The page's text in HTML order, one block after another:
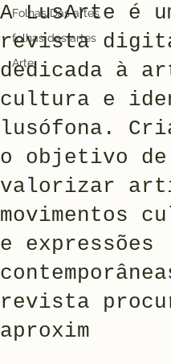
Folhas Das artes
folhas das artes
Arte
A LusArte é
revista
dedicada à
cultura e
lusófona.
o objetivo de
valorizar
movimentos
e expressões
revista
aproxim